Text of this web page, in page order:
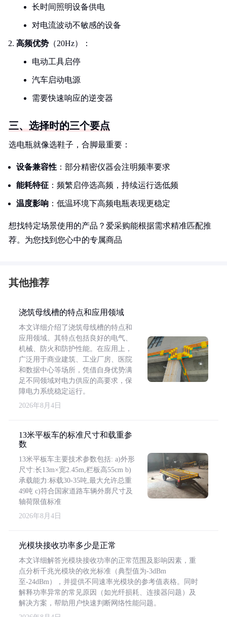
长时间照明设备供电
对电流波动不敏感的设备
高频优势 （20Hz）：
电动工具启停
汽车启动电源
需要快速响应的逆变器
三、选择时的三个要点
选电瓶就像选鞋子，合脚最重要：
设备兼容性 ：部分精密仪器会注明频率要求
能耗特征 ：频繁启停选高频，持续运行选低频
温度影响 ：低温环境下高频电瓶表现更稳定
想找特定场景使用的产品？爱采购能根据需求精准匹配推
荐。为您找到您心中的专属商品
其他推荐
浇筑母线槽的特点和应用领域
本文详细介绍了浇筑母线槽的特点和
应用领域。其特点包括良好的电气、
机械、防火和防护性能。在应用上，
广泛用于商业建筑、工业厂房、医院
和数据中心等场所，凭借自身优势满
足不同领域对电力供应的高要求，保
障电力系统稳定运行。
2026年8月4日
13米平板车的标准尺寸和载重参
数
13米平板车主要技术参数包括: a)外形
尺寸:长13m×宽2.45m,栏板高55cm b)
承载能力:标载30-35吨,最大允许总重
49吨 c)符合国家道路车辆外廓尺寸及
轴荷限值标准
2026年8月4日
光模块接收功率多少是正常
本文详细解答光模块接收功率的正常范围及影响因素，重
点分析千兆光模块的收光标准（典型值为-3dBm
至-24dBm），并提供不同速率光模块的参考值表格。同时
解释功率异常的常见原因（如光纤损耗、连接器问题）及
解决方案，帮助用户快速判断网络性能问题。